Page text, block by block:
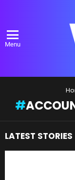
Menu
LATEST STORIES